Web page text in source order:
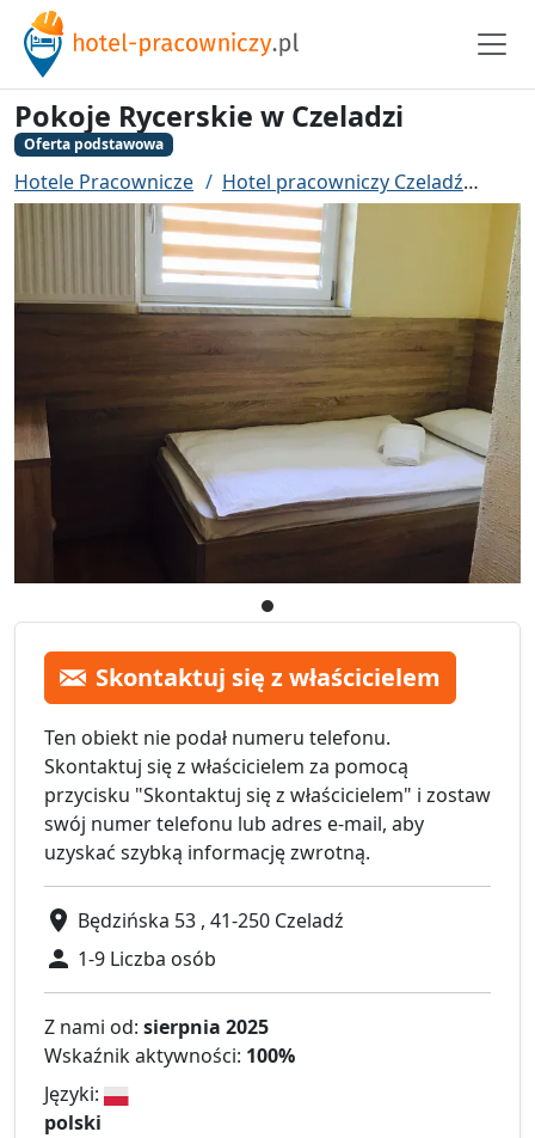
Pokoje Rycerskie w Czeladzi
Oferta podstawowa
Hotele Pracownicze Hotel pracowniczy Czeladź
Skontaktuj się z właścicielem
Ten obiekt nie podał numeru telefonu.
Skontaktuj się z właścicielem za pomocą
przycisku "Skontaktuj się z właścicielem" i zostaw
swój numer telefonu lub adres e-mail, aby
uzyskać szybką informację zwrotną.
Będzińska 53 , 41-250 Czeladź
1-9 Liczba osób
Z nami od: sierpnia 2025
Wskaźnik aktywności: 100%
Języki:
polski